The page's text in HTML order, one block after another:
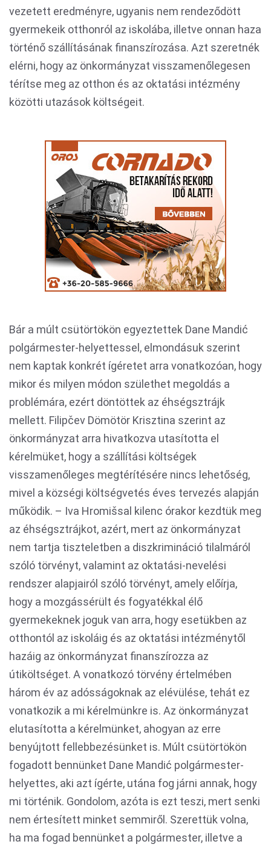
vezetett eredményre, ugyanis nem rendeződött
gyermekeik otthonról az iskolába, illetve onnan haza
történő szállításának finanszírozása. Azt szeretnék
elérni, hogy az önkormányzat visszamenőlegesen
térítse meg az otthon és az oktatási intézmény
közötti utazások költségeit.
Bár a múlt csütörtökön egyeztettek Dane Mandić
polgármester-helyettessel, elmondásuk szerint
nem kaptak konkrét ígéretet arra vonatkozóan, hogy
mikor és milyen módon születhet megoldás a
problémára, ezért döntöttek az éhségsztrájk
mellett. Filipčev Dömötör Krisztina szerint az
önkormányzat arra hivatkozva utasította el
kérelmüket, hogy a szállítási költségek
visszamenőleges megtérítésére nincs lehetőség,
mivel a községi költségvetés éves tervezés alapján
működik. – Iva Hromišsal kilenc órakor kezdtük meg
az éhségsztrájkot, azért, mert az önkormányzat
nem tartja tiszteletben a diszkrimináció tilalmáról
szóló törvényt, valamint az oktatási-nevelési
rendszer alapjairól szóló törvényt, amely előírja,
hogy a mozgássérült és fogyatékkal élő
gyermekeknek joguk van arra, hogy esetükben az
otthontól az iskoláig és az oktatási intézménytől
hazáig az önkormányzat finanszírozza az
útiköltséget. A vonatkozó törvény értelmében
három év az adósságoknak az elévülése, tehát ez
vonatkozik a mi kérelmünkre is. Az önkormányzat
elutasította a kérelmünket, ahogyan az erre
benyújtott fellebbezésünket is. Múlt csütörtökön
fogadott bennünket Dane Mandić polgármester-
helyettes, aki azt ígérte, utána fog járni annak, hogy
mi történik. Gondolom, azóta is ezt teszi, mert senki
nem értesített minket semmiről. Szerettük volna,
ha ma fogad bennünket a polgármester, illetve a